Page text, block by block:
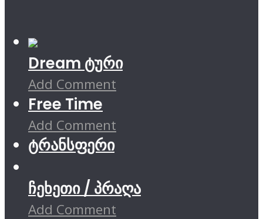
Dream ტური
Add Comment
Free Time
Add Comment
ტრანსფერი
ჩეხეთი / პრაღა
Add Comment